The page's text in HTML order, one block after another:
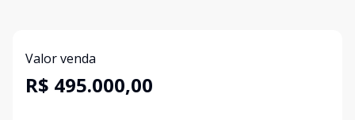
Valor venda
R$ 495.000,00